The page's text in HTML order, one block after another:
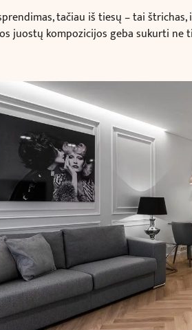
tačiau iš tiesų – tai
juostų kompozicijos geba sukurti